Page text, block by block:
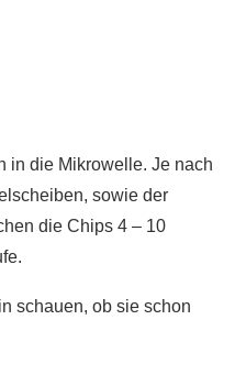
in die Mikrowelle. Je nach
sowie der
die Chips 4 – 10
schauen, ob sie schon